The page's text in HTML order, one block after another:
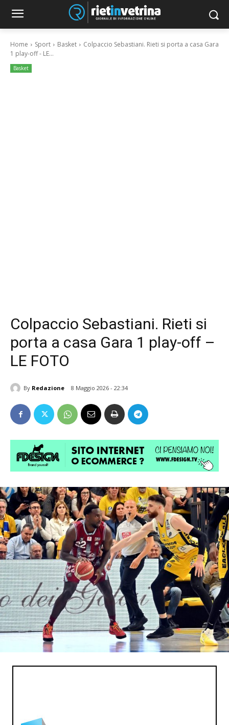
Home Sport Basket
Colpaccio Sebastiani. Rieti si porta a casa Gara
1 play-off - LE...
Basket
Colpaccio Sebastiani. Rieti si
porta a casa Gara 1 play-off –
LE FOTO
By Redazione 8 Maggio 2026 - 22:34